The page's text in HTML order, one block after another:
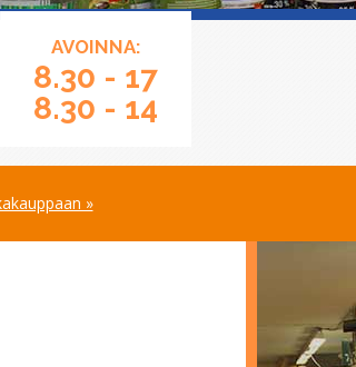
AVOINNA:
8.30 - 17
8.30 - 14
»